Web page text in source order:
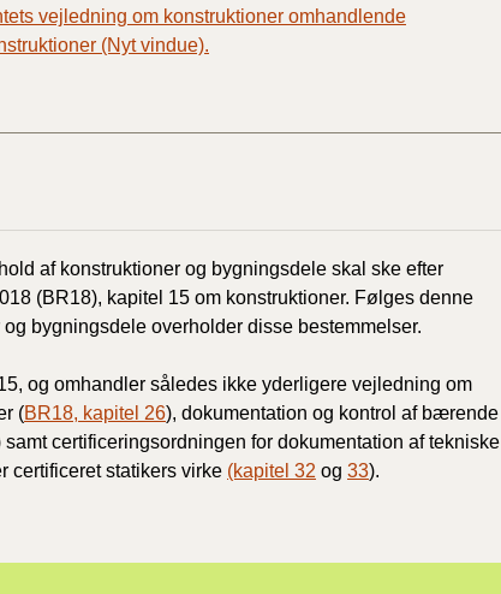
BR18 (29/6 - 31/12
2020)
BR18 (1/1-9/3 2020)
BR18 (4/7-31/12
2019)
BR18 (1/1-4/7 2019)
2018)
vejledning om konstruktioner omhandlende
(Nyt vindue).
af konstruktioner og bygningsdele skal ske efter
(BR18), kapitel 15 om konstruktioner. Følges denne
bygningsdele overholder disse bestemmelser.
og omhandler således ikke yderligere vejledning om
(BR18, kapitel 26), dokumentation og kontrol af bærende
samt certificeringsordningen for dokumentation af tekniske
certificeret statikers virke (kapitel 32 og 33).